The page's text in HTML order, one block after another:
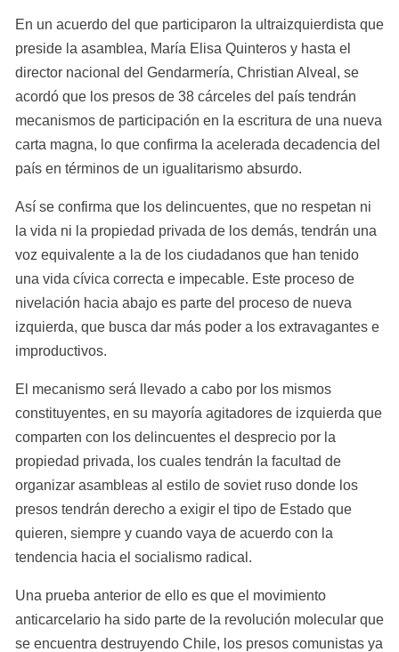
En un acuerdo del que participaron la ultraizquierdista que
preside la asamblea, María Elisa Quinteros y hasta el
director nacional del Gendarmería, Christian Alveal, se
acordó que los presos de 38 cárceles del país tendrán
mecanismos de participación en la escritura de una nueva
carta magna, lo que confirma la acelerada decadencia del
país en términos de un igualitarismo absurdo.
Así se confirma que los delincuentes, que no respetan ni
la vida ni la propiedad privada de los demás, tendrán una
voz equivalente a la de los ciudadanos que han tenido
una vida cívica correcta e impecable. Este proceso de
nivelación hacia abajo es parte del proceso de nueva
izquierda, que busca dar más poder a los extravagantes e
improductivos.
El mecanismo será llevado a cabo por los mismos
constituyentes, en su mayoría agitadores de izquierda que
comparten con los delincuentes el desprecio por la
propiedad privada, los cuales tendrán la facultad de
organizar asambleas al estilo de soviet ruso donde los
presos tendrán derecho a exigir el tipo de Estado que
quieren, siempre y cuando vaya de acuerdo con la
tendencia hacia el socialismo radical.
Una prueba anterior de ello es que el movimiento
anticarcelario ha sido parte de la revolución molecular que
se encuentra destruyendo Chile, los presos comunistas ya